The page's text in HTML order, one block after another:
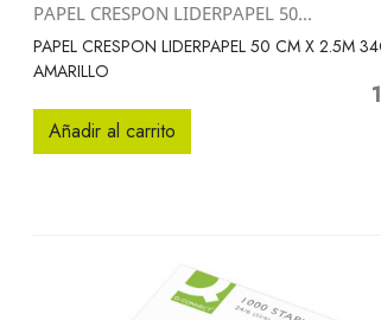
Vista rápida
PAPEL CRESPON LIDERPAPEL 50...
PAPEL CRESPON LIDERPAPEL 50 CM X 2.5M
AMARILLO
Añadir al carrito